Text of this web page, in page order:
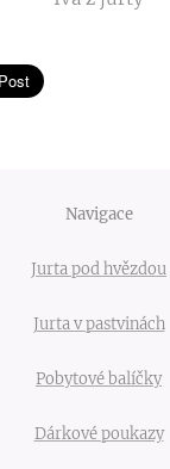
Navigace
Jurta pod hvězdou
Jurta v pastvinách
Pobytové balíčky
Dárkové poukazy